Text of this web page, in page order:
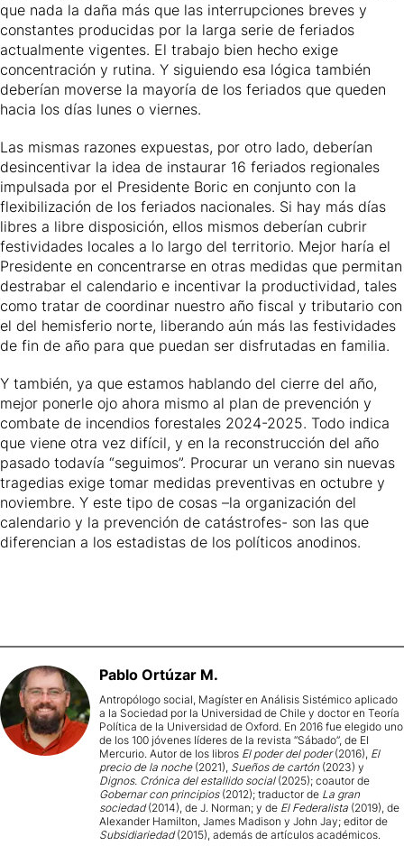
que nada la daña más que las interrupciones breves y
constantes producidas por la larga serie de feriados
actualmente vigentes. El trabajo bien hecho exige
concentración y rutina. Y siguiendo esa lógica también
deberían moverse la mayoría de los feriados que queden
hacia los días lunes o viernes.
Las mismas razones expuestas, por otro lado, deberían
desincentivar la idea de instaurar 16 feriados regionales
impulsada por el Presidente Boric en conjunto con la
flexibilización de los feriados nacionales. Si hay más días
libres a libre disposición, ellos mismos deberían cubrir
festividades locales a lo largo del territorio. Mejor haría el
Presidente en concentrarse en otras medidas que permitan
destrabar el calendario e incentivar la productividad, tales
como tratar de coordinar nuestro año fiscal y tributario con
el del hemisferio norte, liberando aún más las festividades
de fin de año para que puedan ser disfrutadas en familia.
Y también, ya que estamos hablando del cierre del año,
mejor ponerle ojo ahora mismo al plan de prevención y
combate de incendios forestales 2024-2025. Todo indica
que viene otra vez difícil, y en la reconstrucción del año
pasado todavía “seguimos”. Procurar un verano sin nuevas
tragedias exige tomar medidas preventivas en octubre y
noviembre. Y este tipo de cosas –la organización del
calendario y la prevención de catástrofes- son las que
diferencian a los estadistas de los políticos anodinos.
Pablo Ortúzar M.
Antropólogo social, Magíster en Análisis Sistémico aplicado
a la Sociedad por la Universidad de Chile y doctor en Teoría
Política de la Universidad de Oxford. En 2016 fue elegido uno
de los 100 jóvenes líderes de la revista “Sábado”, de El
Mercurio. Autor de los libros El poder del poder(2016), El
precio de la noche (2021), Sueños de cartón (2023) y
Dignos. Crónica del estallido social (2025); coautor de
Gobernar con principios(2012); traductor de La gran
sociedad(2014), de J. Norman; y de El Federalista (2019), de
Alexander Hamilton, James Madison y John Jay; editor de
Subsidiariedad(2015), además de artículos académicos.